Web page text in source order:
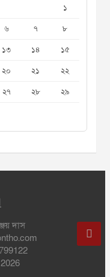
১
৬ ৭
৮
১৩ ১৪
১৫
২০ ২১
২২
২৭ ২৮
২৯
দাস